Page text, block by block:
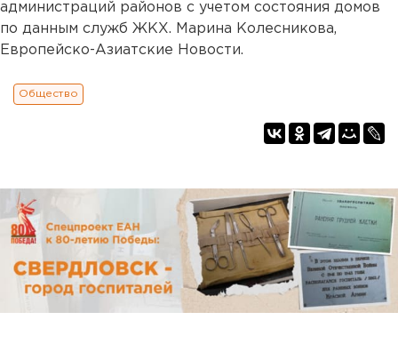
администраций районов с учетом состояния домов
по данным служб ЖКХ. Марина Колесникова,
Европейско-Азиатские Новости.
Общество